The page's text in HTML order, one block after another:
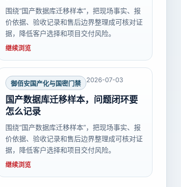
围绕“国产数据库迁移样本”，把现场事实、报
价依据、验收记录和售后边界整理成可核对证
据，降低客户选择和项目交付风险。
继续浏览
御佰安国产化与国密门禁 2026-07-03
国产数据库迁移样本，问题闭环要
怎么记录
围绕“国产数据库迁移样本”，把现场事实、报
价依据、验收记录和售后边界整理成可核对证
据，降低客户选择和项目交付风险。
继续浏览